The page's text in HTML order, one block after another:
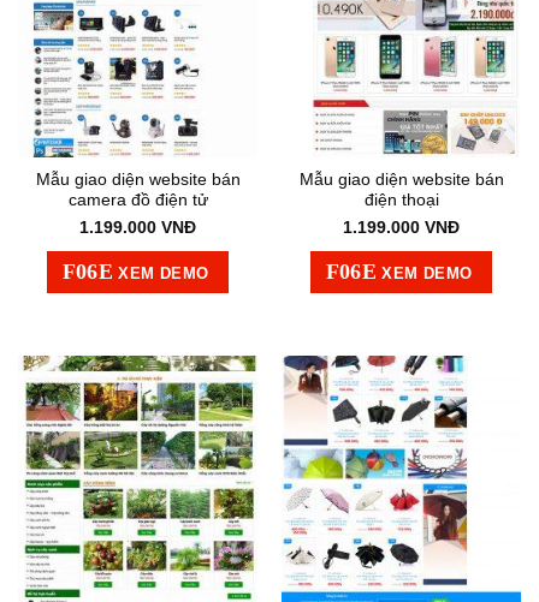
Mẫu giao diện website bán
camera đồ điện tử
1.199.000 VNĐ
XEM DEMO
Mẫu giao diện website bán
điện thoại
1.199.000 VNĐ
XEM DEMO